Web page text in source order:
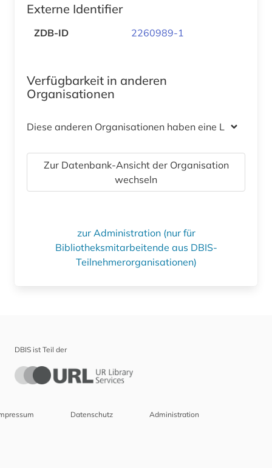
Externe Identifier
ZDB-ID 2260989-1
Verfügbarkeit in anderen
Organisationen
Diese anderen Organisationen haben eine Lizenz
Zur Datenbank-Ansicht der Organisation
wechseln
zur Administration (nur für
Bibliotheksmitarbeitende aus DBIS-
Teilnehmerorganisationen)
DBIS ist Teil der
Datenschutz Administration